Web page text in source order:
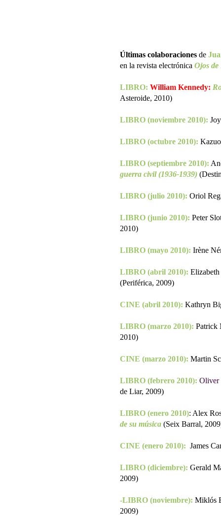
Últimas colaboraciones de
en la revista electrónica Ojos de
LIBRO: William Kennedy:
Asteroide, 2010)
LIBRO (noviembre 2010):
LIBRO (octubre 2010):
LIBRO (septiembre 2010):
guerra civil (1936-1939)
LIBRO (julio 2010): Oriol
LIBRO (junio 2010): Peter
2010)
LIBRO (mayo 2010): Irène
LIBRO (abril 2010):
(Periférica, 2009)
CINE (abril 2010): Kathryn
LIBRO (marzo 2010): Patrick
2010)
CINE (marzo 2010): Martin
LIBRO (febrero 2010): Oliver
de Liar, 2009)
LIBRO (enero 2010): Alex
de su música (Seix Barral,
CINE (enero 2010): James
LIBRO (diciembre): Gerald
2009)
-LIBRO (noviembre): Miklós
2009)